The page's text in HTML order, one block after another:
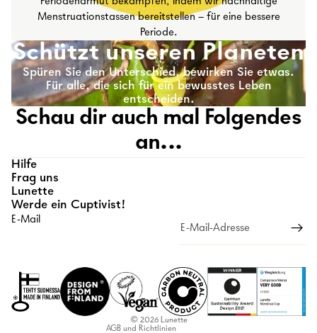
Menstruationstassen bereitstellen – für eine bessere
Periode.
Schützt unseren Planeten
Spüren Sie den Unterschied, bewirken Sie etwas.
Für alle, die sich für ein bewusstes Leben
entscheiden.
Schau dir auch mal Folgendes
an...
Hilfe
Frag uns
Lunette
Werde ein Cuptivist!
E-Mail
© 2026 Lunette
AGB und Richtlinien
Versandrichtlinien
Kontaktinformationen